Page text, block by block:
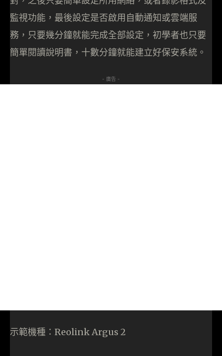
監視功能，最後設定是否啟用自動通知或雲端服
務，只要幾分鐘就能完成全部設定，初學者也只要
簡單閱讀說明書，十數分鐘就能建立好保安系統。
- 廣告 -
示範機種：Reolink Argus 2